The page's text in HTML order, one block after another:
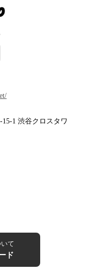
1 渋谷クロスタワ
て
ド